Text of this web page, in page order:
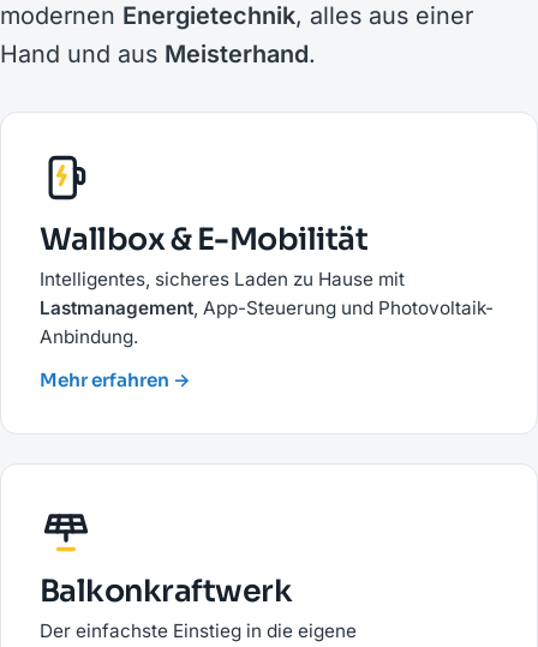
modernen Energietechnik, alles aus einer
Hand und aus Meisterhand.
Wallbox & E-Mobilität
Intelligentes, sicheres Laden zu Hause mit
Lastmanagement, App-Steuerung und Photovoltaik-
Anbindung.
Mehr erfahren →
Balkonkraftwerk
Der einfachste Einstieg in die eigene